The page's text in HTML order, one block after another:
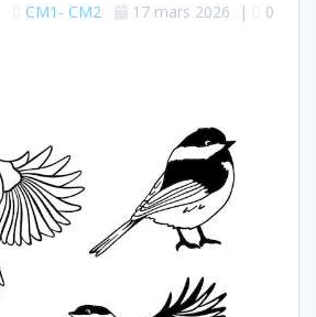
CM1- CM2 17 mars 2026 | 0